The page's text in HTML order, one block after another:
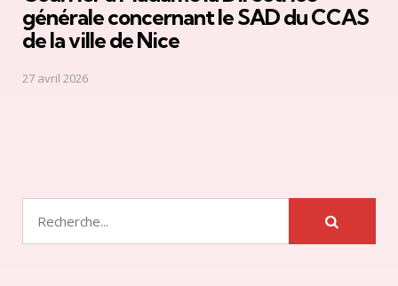
générale concernant le SAD du CCAS
de la ville de Nice
27 avril 2026